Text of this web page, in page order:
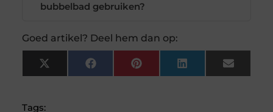
bubbelbad gebruiken?
Goed artikel? Deel hem dan op:
X
(Twitter)
FacebookPinterest LinkedIn Email
Tags: